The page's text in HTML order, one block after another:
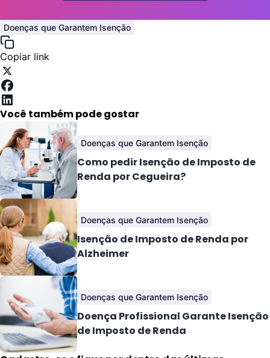
Doenças que Garantem Isenção
Copiar link
Você também pode gostar
Doenças que Garantem Isenção
Como pedir Isenção de Imposto de
Renda por Cegueira?
Doenças que Garantem Isenção
Isenção de Imposto de Renda por
Alzheimer
Doenças que Garantem Isenção
Doença Profissional Garante Isenção
de Imposto de Renda